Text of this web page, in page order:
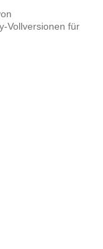
Vollversionen für